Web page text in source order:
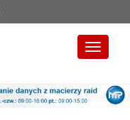
Toggle